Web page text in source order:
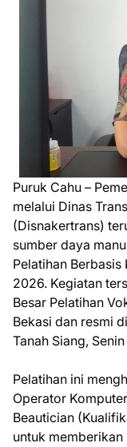
Puruk Cahu –
melalui Dinas
(Disnakertrans)
sumber daya
Pelatihan Berbasis
2026. Kegiatan
Besar Pelatihan
Bekasi dan resmi
Tanah Siang,
Pelatihan ini
Operator
Beautician
untuk